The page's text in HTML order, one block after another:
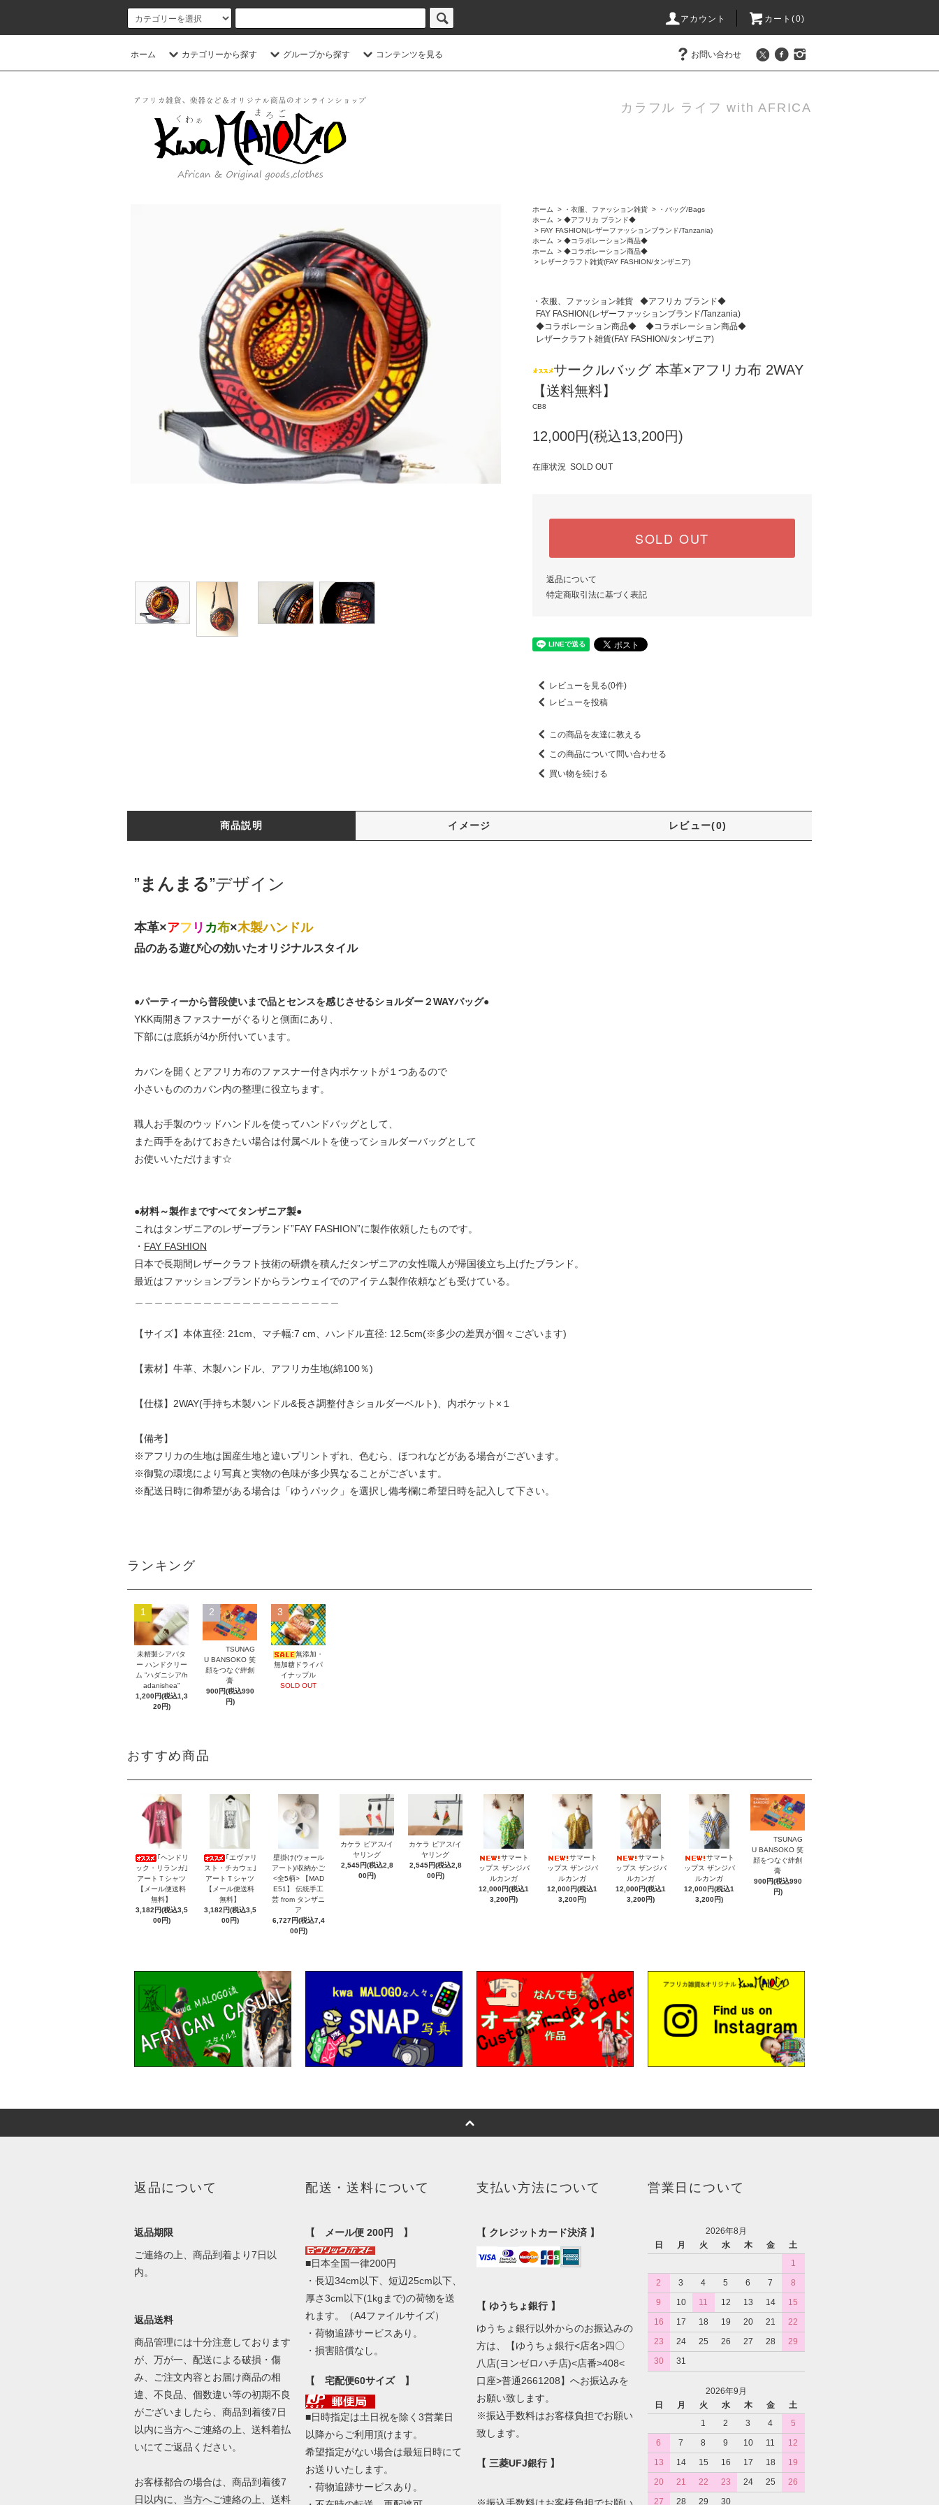
アカウント カート(0)
ホーム カテゴリーから探す グループから探す コンテンツを見る お問い合わせ
カラフル ライフ with AFRICA
ホーム > ・衣服、ファッション雑貨 >
・バッグ/Bags
ホーム
> ◆アフリカ ブランド◆
> FAY FASHION(レザーファッションブランド/Tanzania)
ホーム
> ◆コラボレーション商品◆
ホーム
> ◆コラボレーション商品◆
> レザークラフト雑貨(FAY FASHION/タンザニア)
・衣服、ファッション雑貨
◆アフリカ ブランド◆
FAY FASHION(レザーファッションブランド/Tanzania)
◆コラボレーション商品◆
◆コラボレーション商品◆
レザークラフト雑貨(FAY FASHION/タンザニア)
サークルバッグ 本革×アフリカ布 2WAY
【送料無料】
CB8
12,000円(税込13,200円)
在庫状況 SOLD OUT
SOLD OUT
返品について
特定商取引法に基づく表記
レビューを見る(0件)
レビューを投稿
この商品を友達に教える
この商品について問い合わせる
買い物を続ける
商品説明 イメージ レビュー(0)
”まんまる”デザイン
本革×アフ リ カ布×木製ハンドル
品のある遊び心の効いたオリジナルスタイル
●パーティーから普段使いまで品とセンスを感じさせるショルダー２WAYバッグ●
YKK両開きファスナーがぐるりと側面にあり、
下部には底鋲が4か所付いています。
カバンを開くとアフリカ布のファスナー付き内ポケットが１つあるので
小さいもののカバン内の整理に役立ちます。
職人お手製のウッドハンドルを使ってハンドバッグとして、
また両手をあけておきたい場合は付属ベルトを使ってショルダーバッグとして
お使いいただけます☆
●材料～製作まですべてタンザニア製●
これはタンザニアのレザーブランド”FAY FASHION”に製作依頼したものです。
・ FAY FASHION
日本で長期間レザークラフト技術の研鑽を積んだタンザニアの女性職人が帰国後立ち上げたブランド。
最近はファッションブランドからランウェイでのアイテム製作依頼なども受けている。
【サイズ】本体直径: 21cm、マチ幅:7 cm、ハンドル直径: 12.5cm(※多少の差異が個々ございます)
【素材】牛革、木製ハンドル、アフリカ生地(綿100％)
【仕様】2WAY(手持ち木製ハンドル&長さ調整付きショルダーベルト)、内ポケット×１
【備考】
※アフリカの生地は国産生地と違いプリントずれ、色むら、ほつれなどがある場合がございます。
※御覧の環境により写真と実物の色味が多少異なることがございます。
※配送日時に御希望がある場合は「ゆうパック」を選択し備考欄に希望日時を記入して下さい。
ランキング
1
未精製シアバタ
ー ハンドクリー
ム ”ハダニシア/h
adanishea”
1,200円(税込1,3
20円)
2
TSUNAG
U BANSOKO 笑
顔をつなぐ絆創
膏
900円(税込990
円)
3
無添加・
無加糖ドライパ
イナップル
SOLD OUT
おすすめ商品
｢ヘンドリ
ック・リランガ｣
アートＴシャツ
【メール便送料
無料】
3,182円(税込3,5
00円)
｢エヴァリ
スト・チカウェ｣
アートＴシャツ
【メール便送料
無料】
3,182円(税込3,5
00円)
壁掛け(ウォール
アート)/収納かご
<全5柄> 【MAD
E51】 伝統手工
芸 from タンザニ
ア
6,727円(税込7,4
00円)
カケラ ピアス/イ
ヤリング
2,545円(税込2,8
00円)
カケラ ピアス/イ
ヤリング
2,545円(税込2,8
00円)
サマート
ップス ザンジバ
ルカンガ
12,000円(税込1
3,200円)
サマート
ップス ザンジバ
ルカンガ
12,000円(税込1
3,200円)
サマート
ップス ザンジバ
ルカンガ
12,000円(税込1
3,200円)
サマート
ップス ザンジバ
ルカンガ
12,000円(税込1
3,200円)
TSUNAG
U BANSOKO 笑
顔をつなぐ絆創
膏
900円(税込990
円)
返品について
返品期限
ご連絡の上、商品到着より7日以
内。
返品送料
商品管理には十分注意しております
が、万が一、配送による破損・傷
み、ご注文内容とお届け商品の相
違、不良品、個数違い等の初期不良
がございましたら、商品到着後7日
以内に当方へご連絡の上、送料着払
いにてご返品ください。
お客様都合の場合は、商品到着後7
日以内に、当方へご連絡の上、送料
配送・送料について
【 メール便 200円 】
■日本全国一律200円
・長辺34cm以下、短辺25cm以下、
厚さ3cm以下(1kgまで)の荷物を送
れます。（A4ファイルサイズ）
・荷物追跡サービスあり。
・損害賠償なし。
【 宅配便60サイズ 】
■日時指定は土日祝を除く3営業日
以降からご利用頂けます。
希望指定がない場合は最短日時にて
お送りいたします。
・荷物追跡サービスあり。
支払い方法について
【 クレジットカード決済 】
【 ゆうちょ銀行 】
ゆうちょ銀行以外からのお振込みの
方は、【ゆうちょ銀行<店名>四〇
八店(ヨンゼロハチ店)<店番>408<
口座>普通2661208】へお振込みを
お願い致します。
※振込手数料はお客様負担でお願い
致します。
【 三菱UFJ銀行 】
営業日について
2026年8月
日
月 火 水 木 金
土
1
2
3 4 5 6 7
8
9
10 11 12 13 14
15
16
17 18 19 20 21
22
23
24 25 26 27 28
29
30
31
2026年9月
日
月 火 水 木 金
土
1
2 3 4
5
6
7 8 9 10 11
12
13
14 15 16 17 18
19
20
21 22 23 24 25
26
27
28 29 30